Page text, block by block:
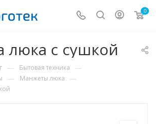
0
люка с сушкой
— Бытовая техника —
— Манжеты люка —